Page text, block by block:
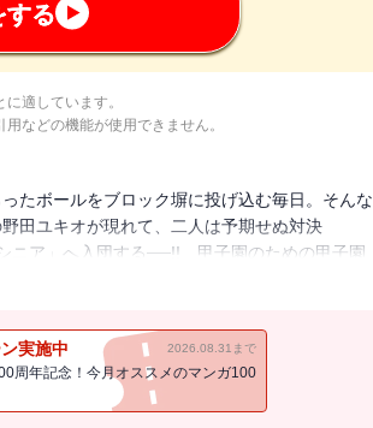
する
適しています。
などの機能が使用できません。
たボールをブロック塀に投げ込む毎日。そんな
田ユキオが現れて、二人は予期せぬ対決
ニア」へ入団する──!! 甲子園のための甲子園
実施中 2026.08.31まで
周年記念！今月オススメのマンガ100